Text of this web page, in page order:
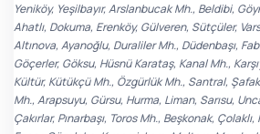
Yeniköy, Yeşilbayır, Arslanbucak Mh., Beldibi,
Ahatlı, Dokuma, Erenköy, Gülveren, Sütçüler,
Altınova, Ayanoğlu, Duraliler Mh., Düdenbaşı,
Göçerler, Göksu, Hüsnü Karataş, Kanal Mh.,
Kültür, Kütükçü Mh., Özgürlük Mh., Santral,
Mh., Arapsuyu, Gürsu, Hurma, Liman, Sarısu,
Çakırlar, Pınarbaşı, Toros Mh., Beşkonak,